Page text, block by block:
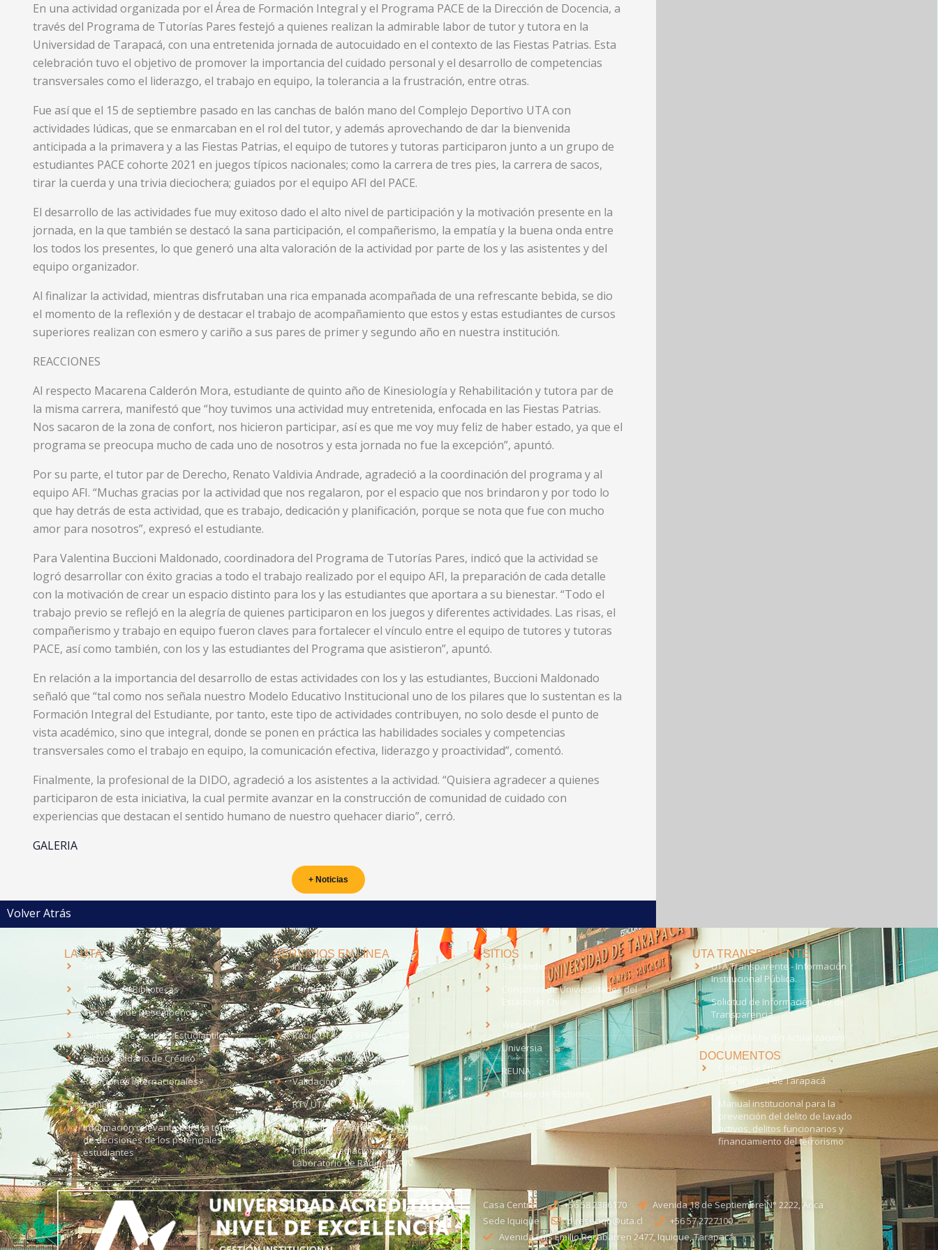
En una actividad organizada por el Área de Formación Integral y el Programa PACE de la Dirección de Docencia, a
través del Programa de Tutorías Pares festejó a quienes realizan la admirable labor de tutor y tutora en la
Universidad de Tarapacá, con una entretenida jornada de autocuidado en el contexto de las Fiestas Patrias. Esta
celebración tuvo el objetivo de promover la importancia del cuidado personal y el desarrollo de competencias
transversales como el liderazgo, el trabajo en equipo, la tolerancia a la frustración, entre otras.
Fue así que el 15 de septiembre pasado en las canchas de balón mano del Complejo Deportivo UTA con
actividades lúdicas, que se enmarcaban en el rol del tutor, y además aprovechando de dar la bienvenida
anticipada a la primavera y a las Fiestas Patrias, el equipo de tutores y tutoras participaron junto a un grupo de
estudiantes PACE cohorte 2021 en juegos típicos nacionales; como la carrera de tres pies, la carrera de sacos,
tirar la cuerda y una trivia dieciochera; guiados por el equipo AFI del PACE.
El desarrollo de las actividades fue muy exitoso dado el alto nivel de participación y la motivación presente en la
jornada, en la que también se destacó la sana participación, el compañerismo, la empatía y la buena onda entre
los todos los presentes, lo que generó una alta valoración de la actividad por parte de los y las asistentes y del
equipo organizador.
Al finalizar la actividad, mientras disfrutaban una rica empanada acompañada de una refrescante bebida, se dio
el momento de la reflexión y de destacar el trabajo de acompañamiento que estos y estas estudiantes de cursos
superiores realizan con esmero y cariño a sus pares de primer y segundo año en nuestra institución.
REACCIONES
Al respecto Macarena Calderón Mora, estudiante de quinto año de Kinesiología y Rehabilitación y tutora par de
la misma carrera, manifestó que “hoy tuvimos una actividad muy entretenida, enfocada en las Fiestas Patrias.
Nos sacaron de la zona de confort, nos hicieron participar, así es que me voy muy feliz de haber estado, ya que el
programa se preocupa mucho de cada uno de nosotros y esta jornada no fue la excepción”, apuntó.
Por su parte, el tutor par de Derecho, Renato Valdivia Andrade, agradeció a la coordinación del programa y al
equipo AFI. “Muchas gracias por la actividad que nos regalaron, por el espacio que nos brindaron y por todo lo
que hay detrás de esta actividad, que es trabajo, dedicación y planificación, porque se nota que fue con mucho
amor para nosotros”, expresó el estudiante.
Para Valentina Buccioni Maldonado, coordinadora del Programa de Tutorías Pares, indicó que la actividad se
logró desarrollar con éxito gracias a todo el trabajo realizado por el equipo AFI, la preparación de cada detalle
con la motivación de crear un espacio distinto para los y las estudiantes que aportara a su bienestar. “Todo el
trabajo previo se reflejó en la alegría de quienes participaron en los juegos y diferentes actividades. Las risas, el
compañerismo y trabajo en equipo fueron claves para fortalecer el vínculo entre el equipo de tutores y tutoras
PACE, así como también, con los y las estudiantes del Programa que asistieron”, apuntó.
En relación a la importancia del desarrollo de estas actividades con los y las estudiantes, Buccioni Maldonado
señaló que “tal como nos señala nuestro Modelo Educativo Institucional uno de los pilares que lo sustentan es la
Formación Integral del Estudiante, por tanto, este tipo de actividades contribuyen, no solo desde el punto de
vista académico, sino que integral, donde se ponen en práctica las habilidades sociales y competencias
transversales como el trabajo en equipo, la comunicación efectiva, liderazgo y proactividad”, comentó.
Finalmente, la profesional de la DIDO, agradeció a los asistentes a la actividad. “Quisiera agradecer a quienes
participaron de esta iniciativa, la cual permite avanzar en la construcción de comunidad de cuidado con
experiencias que destacan el sentido humano de nuestro quehacer diario”, cerró.
GALERIA
+ Noticias
Volver Atrás
LA UTA
Sede Iquique
Sistema de Bibliotecas
Convenio de Desempeño
Dirección de Asuntos Estudiantiles
Fondo Solidario de Crédito
Relaciones Internacionales
Admisión
Información relevante para la toma
de decisiones de los potenciales
estudiantes
SERVICIOS EN LÍNEA
Intranet
Correo UTA
EUDEV UTAmed
Radio UTA - 95.9 FM en Arica
Trabaja con Nosotros
Validación de Documentos
RTV UTA
Solicitud de Planes y Programas
Índice de Radiación Solar -
Laboratorio de Radiación UV
SITIOS
Santander
Consorcio de Universidades del
Estado de Chile
Webpay
Universia
REUNA
UTA TRANSPARENTE
UTA Transparente - Información
Institucional Pública.
Solicitud de Información, Ley de
Transparencia
Ley del Lobby (En Actualización)
DOCUMENTOS
Código de Ética
Universidad de Tarapacá
Manual institucional para la
prevención del delito de lavado
activos, delitos funcionarios y
financiamiento del terrorismo
Casa Central +56 58 2386170
Avenida 18 de Septiembre N° 2222, Arica
Sede Iquique
direseciqq@uta.cl
+56 57 2727100​
Avenida Luis Emilio Recabarren 2477, Iquique, Tarapacá